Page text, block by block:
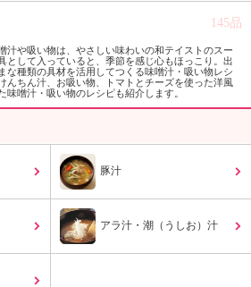
を
見
つ
け
N
H
デ
145品
汁や吸い物は、やさしい味わいの和テイストのスー
として入っていると、季節を感じ心もほっこり。出
な種類の具材を活用してつくる味噌汁・吸い物レシ
んちん汁、お吸い物、トマトとチーズを使った洋風
噌汁・吸い物のレシピも紹介します。
豚汁
アラ汁・潮（うしお）汁